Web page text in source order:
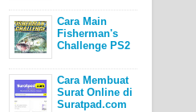
Cara Main
Fisherman's
Challenge PS2
Cara Membuat
Surat Online di
Suratpad.com